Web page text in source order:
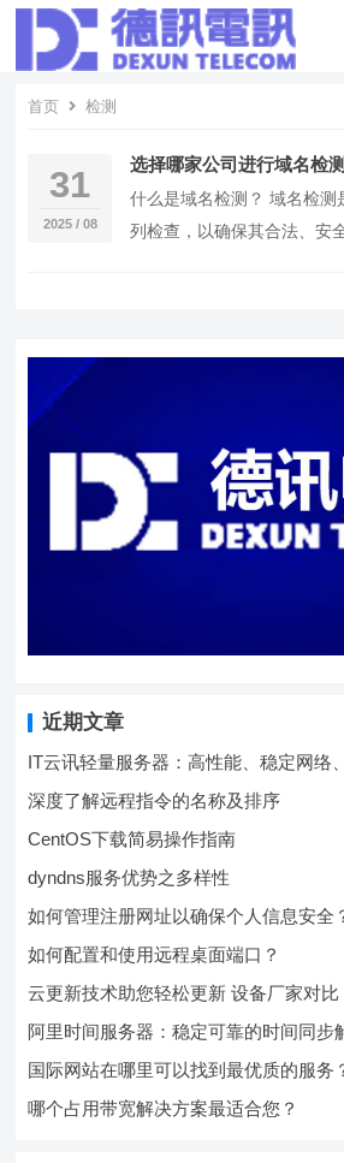
首页 检测
31
2025 / 08
选择哪家公司进行域名检
什么是域名检测？ 域名检测
列检查，以确保其合法、安
近期文章
IT云讯轻量服务器：高性能、稳定网络
深度了解远程指令的名称及排序
CentOS下载简易操作指南
dyndns服务优势之多样性
如何管理注册网址以确保个人信息安全
如何配置和使用远程桌面端口？
云更新技术助您轻松更新 设备厂家对比
阿里时间服务器：稳定可靠的时间同步
国际网站在哪里可以找到最优质的服务
哪个占用带宽解决方案最适合您？